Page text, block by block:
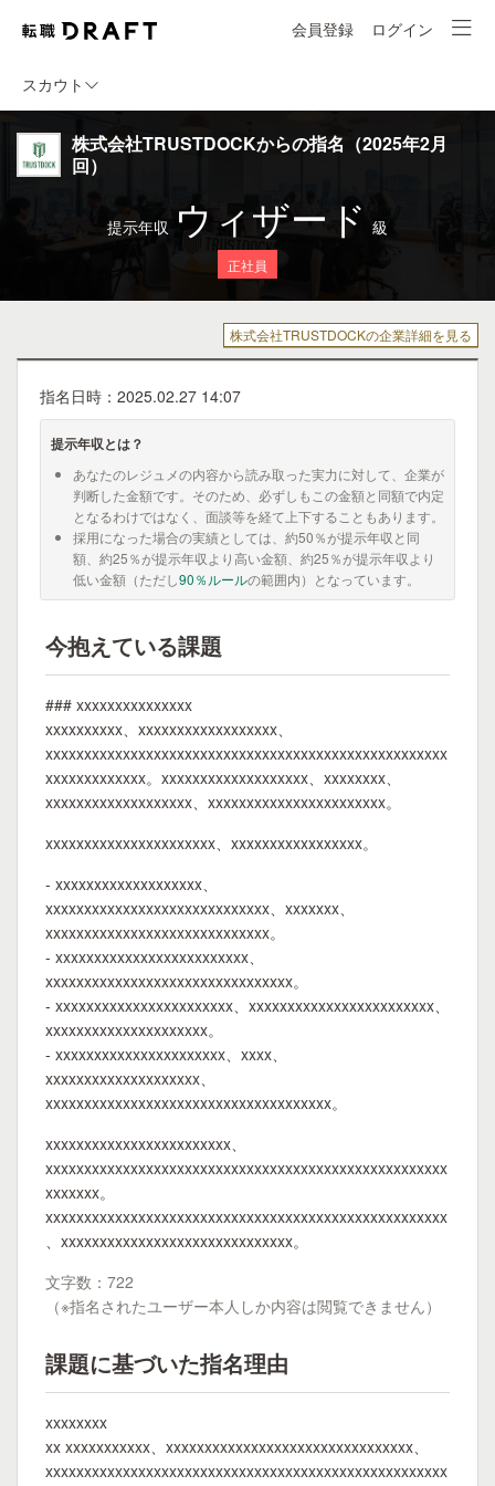
会員登録 ログイン
スカウト
株式会社TRUSTDOCKからの指名（2025年2月
回）
提示年収 ウィザード 級
正社員
株式会社TRUSTDOCKの企業詳細を見る
指名日時：2025.02.27 14:07
提示年収とは？
あなたのレジュメの内容から読み取った実力に対して、企業が
判断した金額です。そのため、必ずしもこの金額と同額で内定
となるわけではなく、面談等を経て上下することもあります。
採用になった場合の実績としては、約50％が提示年収と同
額、約25％が提示年収より高い金額、約25％が提示年収より
低い金額（ただし90％ルールの範囲内）となっています。
今抱えている課題
### xxxxxxxxxxxxxxx
xxxxxxxxxx、xxxxxxxxxxxxxxxxxx、
xxxxxxxxxxxxxxxxxxxxxxxxxxxxxxxxxxxxxxxxxxxxxxxxxxxx
xxxxxxxxxxxxx。xxxxxxxxxxxxxxxxxxx、xxxxxxxx、
xxxxxxxxxxxxxxxxxxx、xxxxxxxxxxxxxxxxxxxxxxx。
xxxxxxxxxxxxxxxxxxxxxx、xxxxxxxxxxxxxxxxx。
- xxxxxxxxxxxxxxxxxxx、
xxxxxxxxxxxxxxxxxxxxxxxxxxxxx、xxxxxxx、
xxxxxxxxxxxxxxxxxxxxxxxxxxxxx。
- xxxxxxxxxxxxxxxxxxxxxxxxx、
xxxxxxxxxxxxxxxxxxxxxxxxxxxxxxxx。
- xxxxxxxxxxxxxxxxxxxxxxx、xxxxxxxxxxxxxxxxxxxxxxxx、
xxxxxxxxxxxxxxxxxxxxx。
- xxxxxxxxxxxxxxxxxxxxxx、xxxx、
xxxxxxxxxxxxxxxxxxxx、
xxxxxxxxxxxxxxxxxxxxxxxxxxxxxxxxxxxxx。
xxxxxxxxxxxxxxxxxxxxxxxx、
xxxxxxxxxxxxxxxxxxxxxxxxxxxxxxxxxxxxxxxxxxxxxxxxxxxx
xxxxxxx。
xxxxxxxxxxxxxxxxxxxxxxxxxxxxxxxxxxxxxxxxxxxxxxxxxxxx
、xxxxxxxxxxxxxxxxxxxxxxxxxxxxxx。
文字数：722
（※指名されたユーザー本人しか内容は閲覧できません）
課題に基づいた指名理由
xxxxxxxx
xx xxxxxxxxxxx、xxxxxxxxxxxxxxxxxxxxxxxxxxxxxxxx、
xxxxxxxxxxxxxxxxxxxxxxxxxxxxxxxxxxxxxxxxxxxxxxxxxxxx